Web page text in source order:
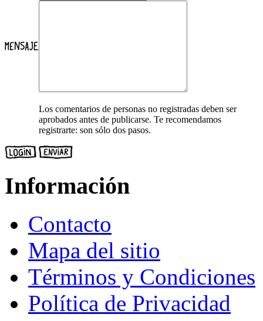
Los comentarios de personas no registradas deben ser
aprobados antes de publicarse. Te recomendamos
registrarte: son sólo dos pasos.
Información
Contacto
Mapa del sitio
Términos y Condiciones
Política de Privacidad